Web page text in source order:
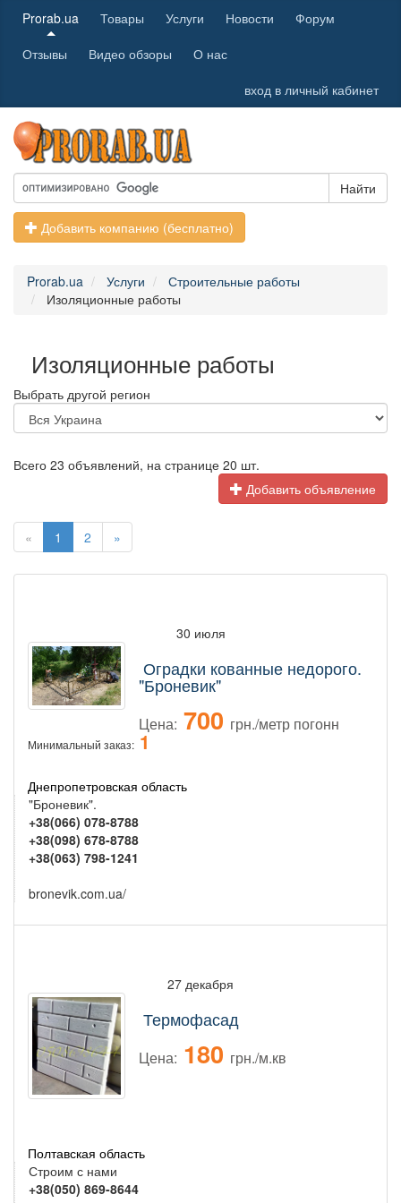
Prorab.ua Товары Услуги Новости
Форум
Отзывы
Видео обзоры
О нас
вход в личный кабинет
Найти
Добавить компанию (бесплатно)
Prorab.ua Услуги
Строительные работы
Изоляционные работы
Изоляционные работы
Выбрать другой регион
Всего 23 объявлений, на странице 20 шт.
Добавить объявление
« 1 2 »
30 июля
Оградки кованные недорого.
"Броневик"
Цена: 700 грн./метр погонн
Минимальный заказ: 1
Днепропетровская область
"Броневик".
+38(066) 078-8788
+38(098) 678-8788
+38(063) 798-1241
bronevik.com.ua/
27 декабря
Термофасад
Цена: 180 грн./м.кв
Полтавская область
Строим с нами
+38(050) 869-8644